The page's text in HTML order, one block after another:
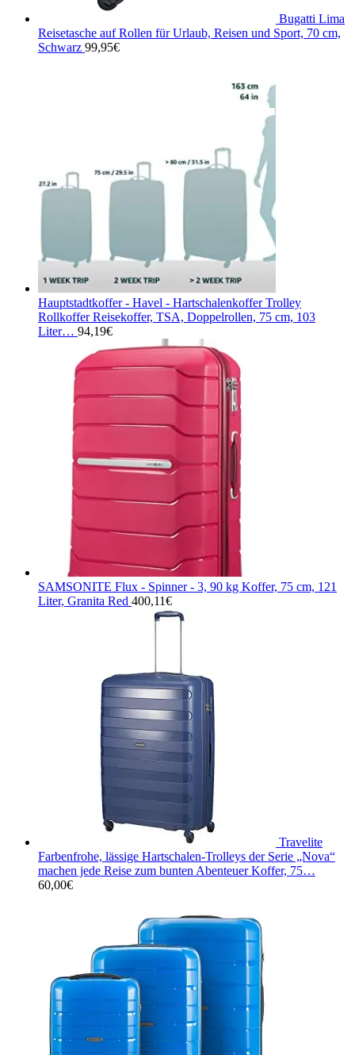
Bugatti Lima
Reisetasche auf Rollen für Urlaub, Reisen und Sport, 70 cm,
Schwarz 99,95€
Hauptstadtkoffer - Havel - Hartschalenkoffer Trolley
Rollkoffer Reisekoffer, TSA, Doppelrollen, 75 cm, 103
Liter… 94,19€
SAMSONITE Flux - Spinner - 3, 90 kg Koffer, 75 cm, 121
Liter, Granita Red 400,11€
Travelite
Farbenfrohe, lässige Hartschalen-Trolleys der Serie „Nova“
machen jede Reise zum bunten Abenteuer Koffer, 75…
60,00€